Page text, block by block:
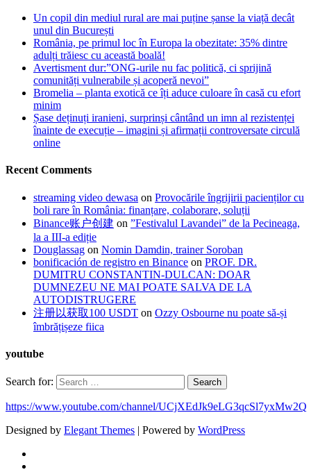
Un copil din mediul rural are mai puține șanse la viață decât
unul din București
România, pe primul loc în Europa la obezitate: 35% dintre
adulți trăiesc cu această boală!
Avertisment dur:”ONG-urile nu fac politică, ci sprijină
comunități vulnerabile și acoperă nevoi”
Bromelia – planta exotică ce îți aduce culoare în casă cu efort
minim
Șase deținuți iranieni, surprinși cântând un imn al rezistenței
înainte de execuție – imagini și afirmații controversate circulă
online
Recent Comments
streaming video dewasa on Provocările îngrijirii pacienților cu
boli rare în România: finanțare, colaborare, soluții
Binance账户创建 on ”Festivalul Lavandei” de la Pecineaga,
la a III-a ediție
Douglassag on Nomin Damdin, trainer Soroban
bonificación de registro en Binance on PROF. DR.
DUMITRU CONSTANTIN-DULCAN: DOAR
DUMNEZEU NE MAI POATE SALVA DE LA
AUTODISTRUGERE
注册以获取100 USDT on Ozzy Osbourne nu poate să-și
îmbrățișeze fiica
youtube
Search for:
https://www.youtube.com/channel/UCjXEdJk9eLG3qcSl7yxMw2Q
Designed by Elegant Themes | Powered by WordPress